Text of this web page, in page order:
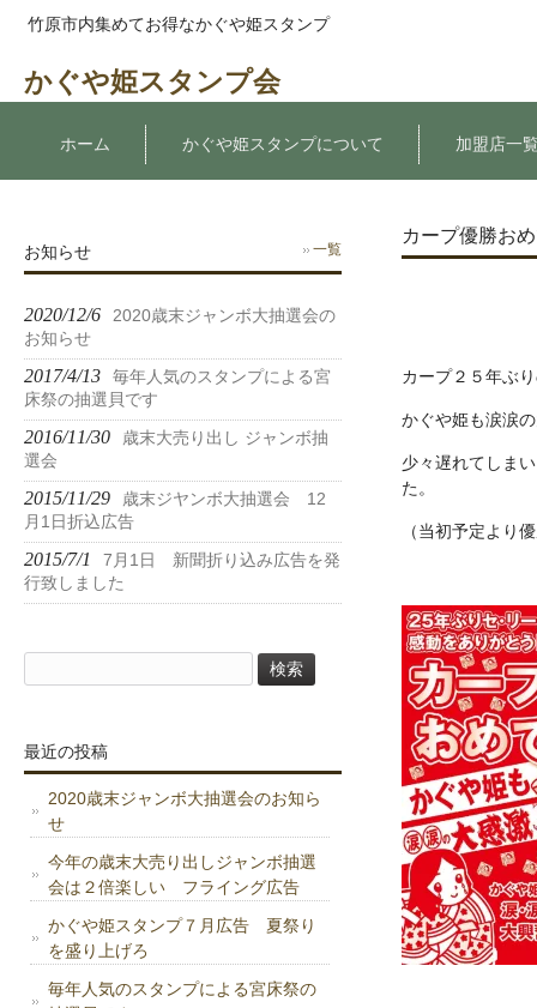
竹原市内集めてお得なかぐや姫スタンプ
かぐや姫スタンプ会
ホーム かぐや姫スタンプについて 加盟店一
カープ優勝お
カープ２５年ぶ
かぐや姫も涙涙
少々遅れてしま
た。
（当初予定より
お知らせ 一覧
2020/12/6
2020歳末ジャンボ大抽選会の
お知らせ
2017/4/13
毎年人気のスタンプによる宮
床祭の抽選貝です
2016/11/30
歳末大売り出し ジャンボ抽
選会
2015/11/29
歳末ジヤンボ大抽選会 12
月1日折込広告
2015/7/1
7月1日 新聞折り込み広告を発
行致しました
索:
最近の投稿
2020歳末ジャンボ大抽選会のお知ら
せ
今年の歳末大売り出しジャンボ抽選
会は２倍楽しい フライング広告
かぐや姫スタンプ７月広告 夏祭り
を盛り上げろ
毎年人気のスタンプによる宮床祭の